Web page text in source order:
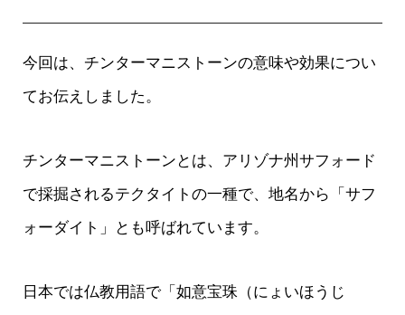
今回は、チンターマニストーンの意味や効果につい
てお伝えしました。
チンターマニストーンとは、アリゾナ州サフォード
で採掘されるテクタイトの一種で、地名から「サフ
ォーダイト」とも呼ばれています。
日本では仏教用語で「如意宝珠（にょいほうじ